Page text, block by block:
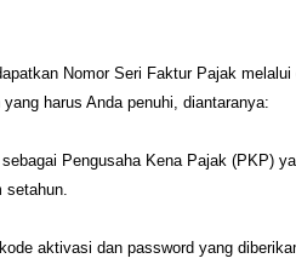
Nomor Seri Faktur Pajak
harus Anda penuhi, diantaranya:
sebagai Pengusaha Kena Pajak (PKP)
setahun.
aktivasi dan password yang